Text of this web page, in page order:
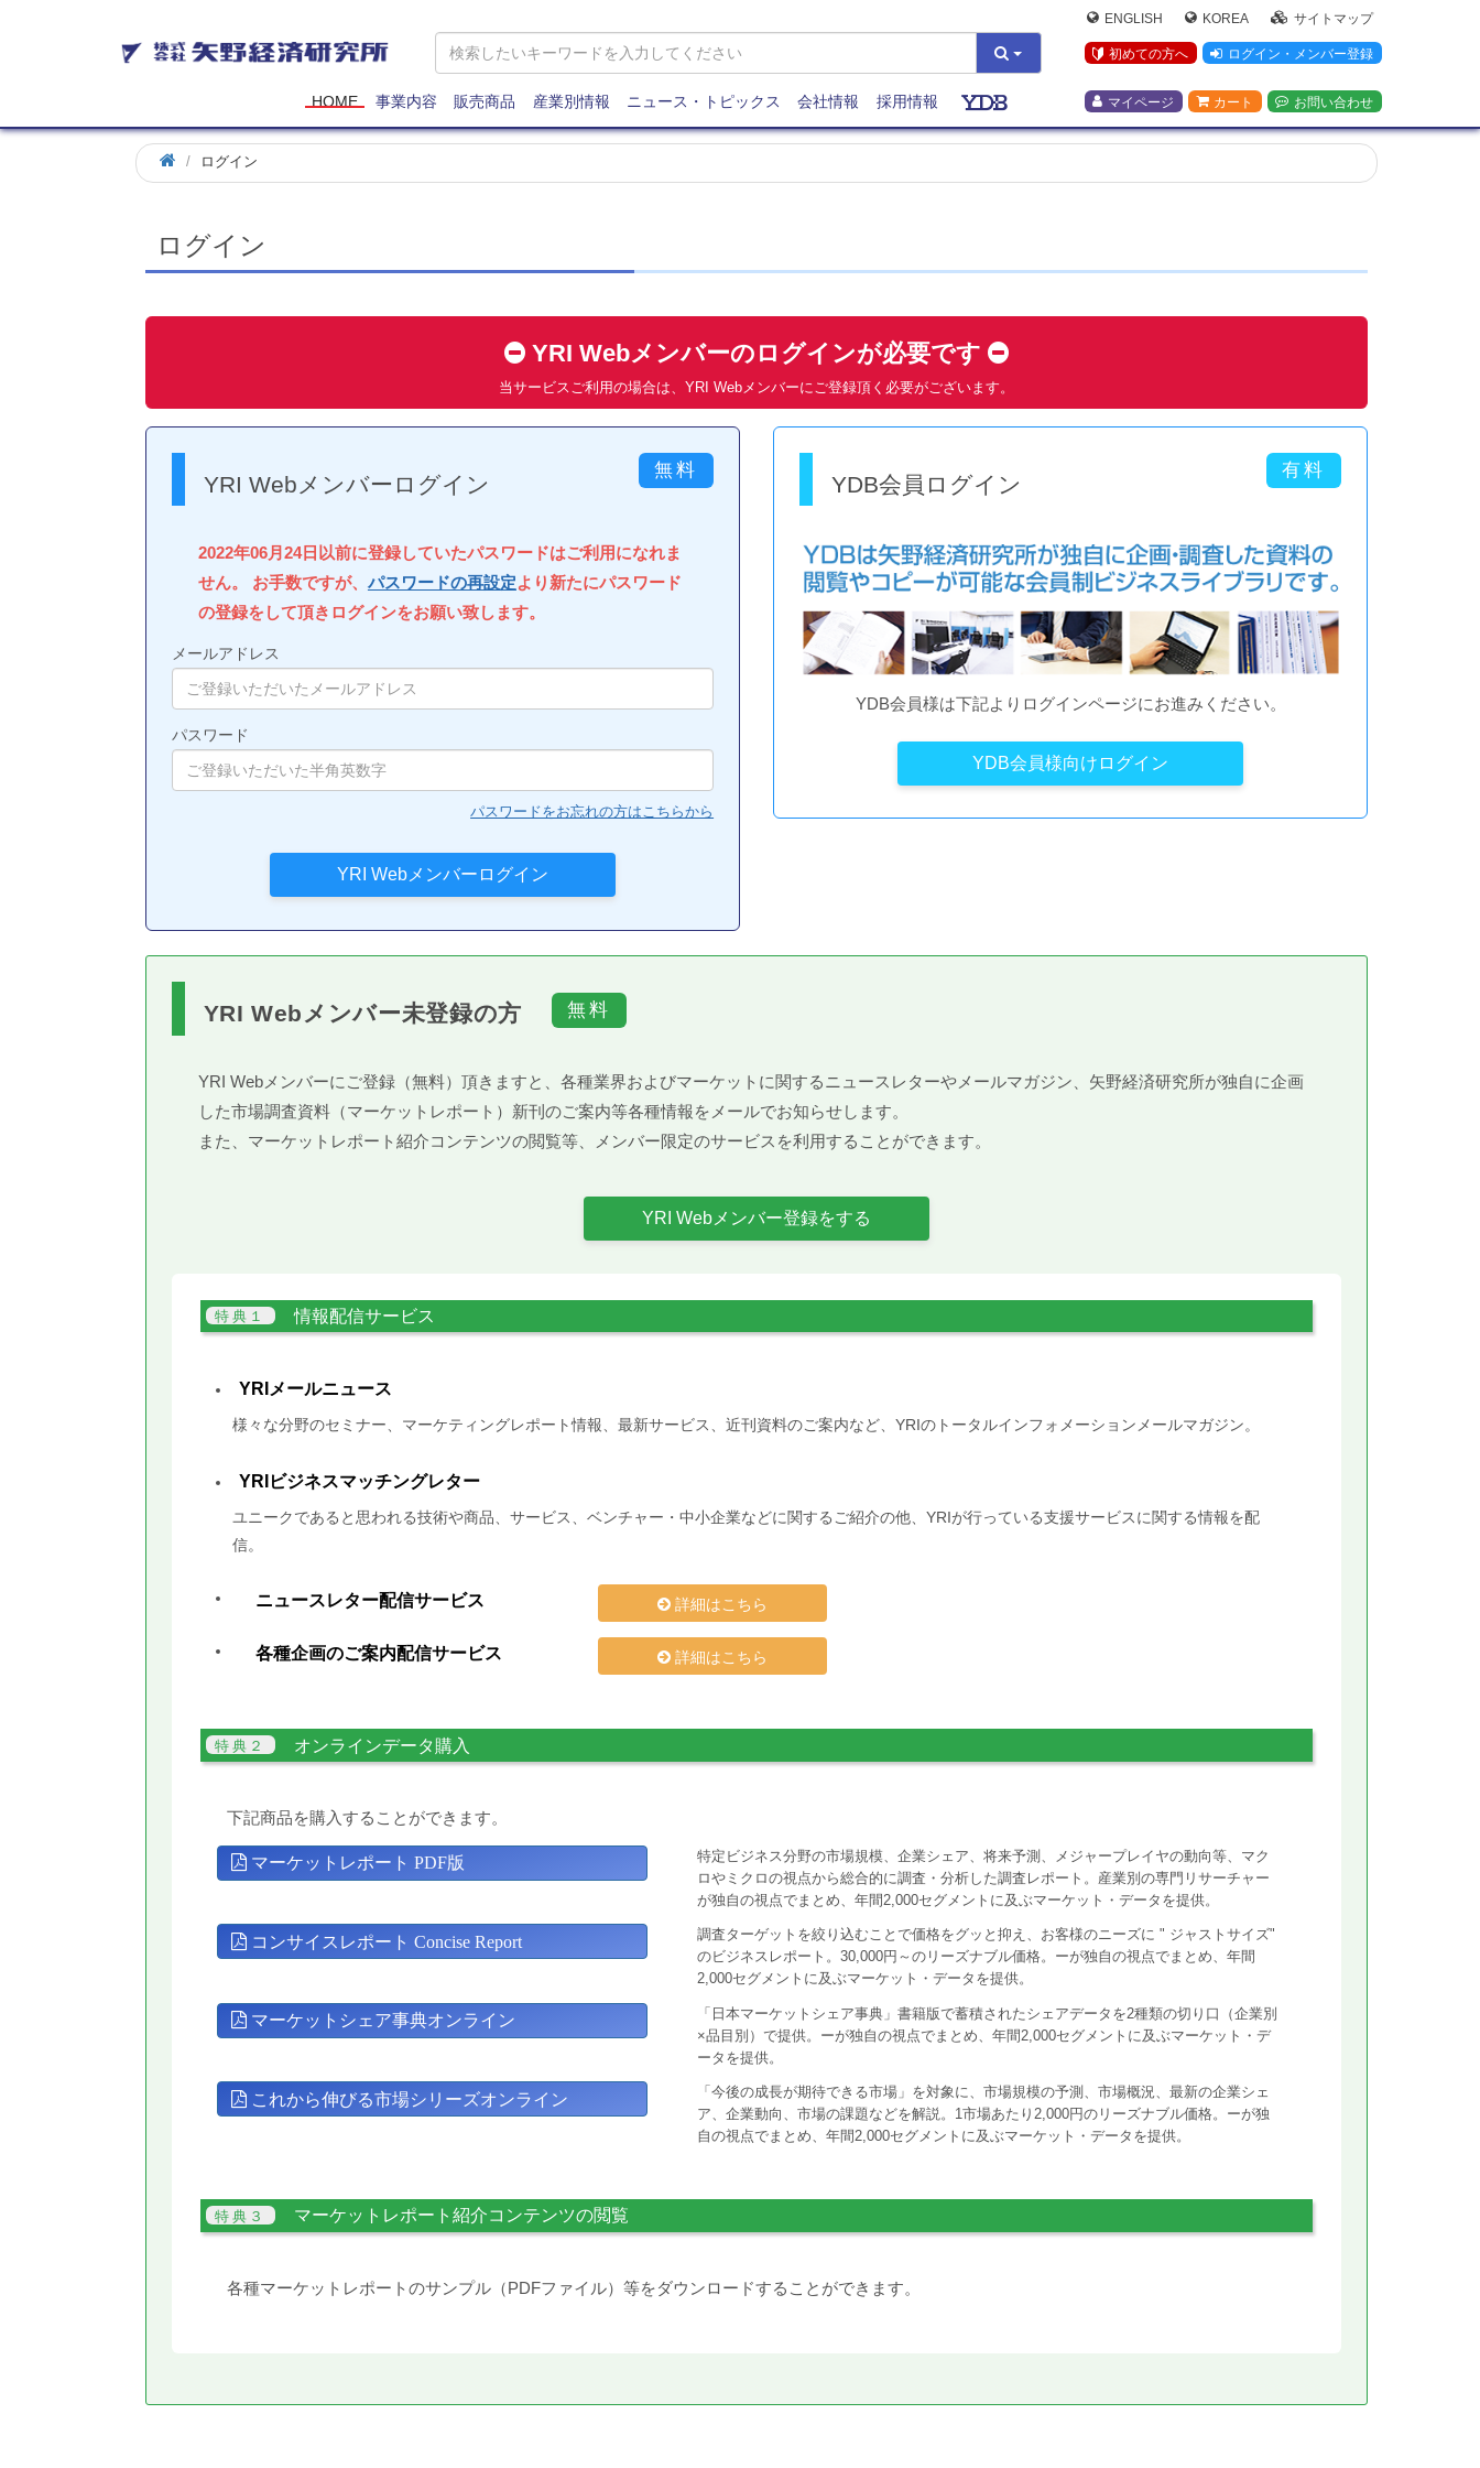
矢
野
研
究
所
ENGLISH KOREA サイトマップ
初めての方へ ログイン・メンバー登録
マイページ カート お問い合わせ
HOME 事業内容 販売商品 産業別情報 ニュース・トピックス 会社情報 採用情報
ログイン
ログイン
YRI Webメンバーのログインが必要です
当サービスご利用の場合は、YRI Webメンバーにご登録頂く必要がございます。
YRI Webメンバーログイン
2022年06月24日以前に登録していたパスワードはご利用になれま
せん。 お手数ですが、 パスワードの再設定より新たにパスワード
の登録をして頂きログインをお願い致します。
メールアドレス
パスワード
パスワードをお忘れの方はこちらから
YDB会員ログイン
YDB会員様は下記よりログインページにお進みください。
YDB会員様向けログイン
YRI Webメンバー未登録の方
YRI Webメンバーにご登録（無料）頂きますと、各種業界およびマーケットに関するニュースレターやメールマガジン、矢野経済研究所が独自に企画
した市場調査資料（マーケットレポート）新刊のご案内等各種情報をメールでお知らせします。
また、マーケットレポート紹介コンテンツの閲覧等、メンバー限定のサービスを利用することができます。
YRI Webメンバー登録をする
情報配信サービス
YRIメールニュース
様々な分野のセミナー、マーケティングレポート情報、最新サービス、近刊資料のご案内など、YRIのトータルインフォメーションメールマガジン。
YRIビジネスマッチングレター
ユニークであると思われる技術や商品、サービス、ベンチャー・中小企業などに関するご紹介の他、YRIが行っている支援サービスに関する情報を配
信。
ニュースレター配信サービス 詳細はこちら
各種企画のご案内配信サービス 詳細はこちら
オンラインデータ購入
下記商品を購入することができます。
マーケットレポート PDF版
特定ビジネス分野の市場規模、企業シェア、将来予測、メジャープレイヤの動向等、マク
ロやミクロの視点から総合的に調査・分析した調査レポート。産業別の専門リサーチャー
が独自の視点でまとめ、年間2,000セグメントに及ぶマーケット・データを提供。
コンサイスレポート Concise Report
調査ターゲットを絞り込むことで価格をグッと抑え、お客様のニーズに " ジャストサイズ"
のビジネスレポート。30,000円～のリーズナブル価格。ーが独自の視点でまとめ、年間
2,000セグメントに及ぶマーケット・データを提供。
マーケットシェア事典オンライン
「日本マーケットシェア事典」書籍版で蓄積されたシェアデータを2種類の切り口（企業別
×品目別）で提供。ーが独自の視点でまとめ、年間2,000セグメントに及ぶマーケット・デ
ータを提供。
これから伸びる市場シリーズオンライン
「今後の成長が期待できる市場」を対象に、市場規模の予測、市場概況、最新の企業シェ
ア、企業動向、市場の課題などを解説。1市場あたり2,000円のリーズナブル価格。ーが独
自の視点でまとめ、年間2,000セグメントに及ぶマーケット・データを提供。
マーケットレポート紹介コンテンツの閲覧
各種マーケットレポートのサンプル（PDFファイル）等をダウンロードすることができます。